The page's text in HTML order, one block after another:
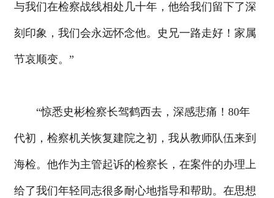
与我们在检察战线相处几十年，他给我们留下了深
刻印象，我们会永远怀念他。史兄一路走好！家属
节哀顺变。”
“惊悉史彬检察长驾鹤西去，深感悲痛！80年
代初，检察机关恢复建院之初，我从教师队伍来到
海检。他作为主管起诉的检察长，在案件的办理上
给了我们年轻同志很多耐心地指导和帮助。在思想